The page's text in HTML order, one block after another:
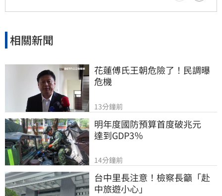
相關新聞
花蓮傅氏王朝危險了！民調曝
危機
13分鐘前
明年度國防預算首度破兆元
達到GDP3％
14分鐘前
台中里長注意！檢察長籲「赴
中旅遊小心」